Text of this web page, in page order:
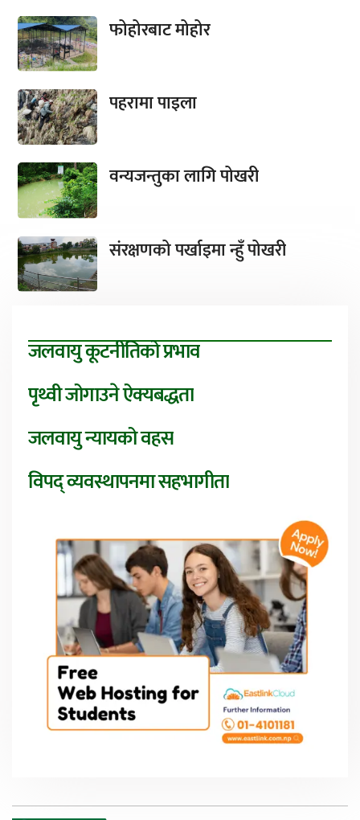
फोहोरबाट मोहोर
पहरामा पाइला
वन्यजन्तुका लागि पोखरी
संरक्षणको पर्खाइमा न्हुँ पोखरी
जलवायु कूटनीतिको प्रभाव
पृथ्वी जोगाउने ऐक्यबद्धता
जलवायु न्यायको वहस
विपद् व्यवस्थापनमा सहभागीता